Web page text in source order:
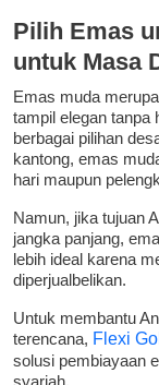
Pilih Emas
untuk Masa
Emas muda
tampil elegan tanpa
berbagai pilihan
kantong, emas
hari maupun
Namun, jika tujuan
jangka panjang,
lebih ideal karena
diperjualbelikan.
Untuk membantu
terencana, Flexi
solusi pembiayaan